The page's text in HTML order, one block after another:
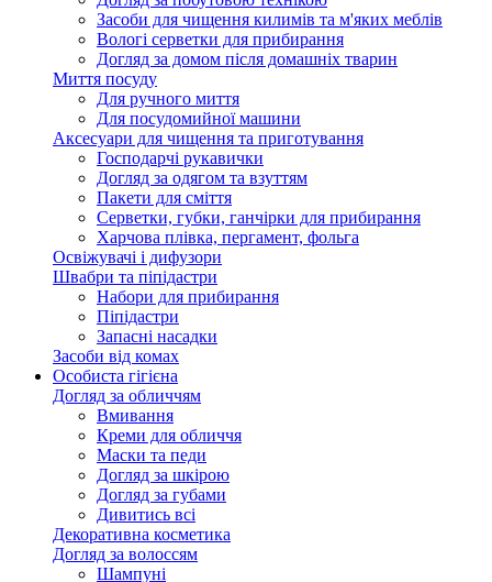
Засоби для чищення килимів та м'яких меблів
Вологі серветки для прибирання
Догляд за домом після домашніх тварин
Миття посуду
Для ручного миття
Для посудомийної машини
Аксесуари для чищення та приготування
Господарчі рукавички
Догляд за одягом та взуттям
Пакети для сміття
Серветки, губки, ганчірки для прибирання
Харчова плівка, пергамент, фольга
Освіжувачі і дифузори
Швабри та піпідастри
Набори для прибирання
Піпідастри
Запасні насадки
Засоби від комах
Особиста гігієна
Догляд за обличчям
Вмивання
Креми для обличчя
Маски та педи
Догляд за шкірою
Догляд за губами
Дивитись всі
Декоративна косметика
Догляд за волоссям
Шампуні